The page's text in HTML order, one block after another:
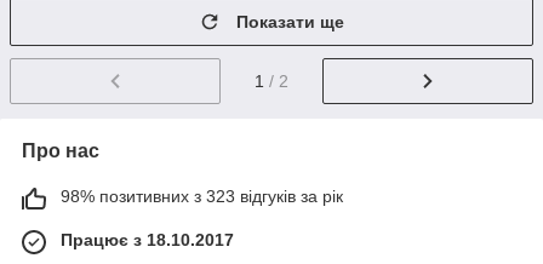
Показати ще
1 / 2
Про нас
98% позитивних з 323 відгуків за рік
Працює з 18.10.2017